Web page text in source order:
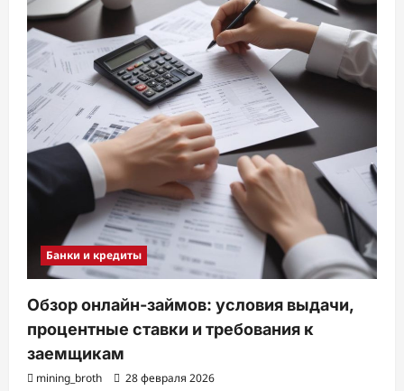
Банки и кредиты
Обзор онлайн-займов: условия выдачи,
процентные ставки и требования к
заемщикам
mining_broth 28 февраля 2026